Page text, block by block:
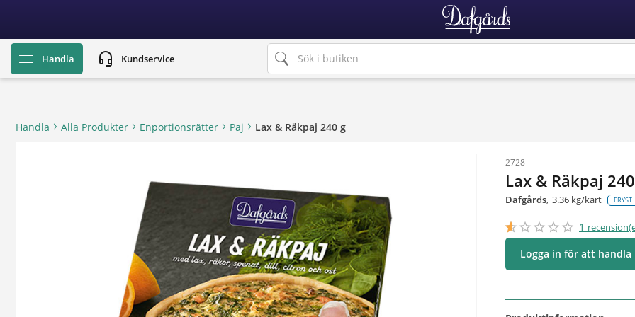
Handla headset_mic Kundservice
Handla Alla Produkter Enportionsrätter Paj Lax & Räkpaj 240 g
2728
Lax & Räkpaj
Dafgårds 3.36 kg/kart FRYST
star_border star_border star_border star_border star_border
star star star star star 1
Logga in för att handla